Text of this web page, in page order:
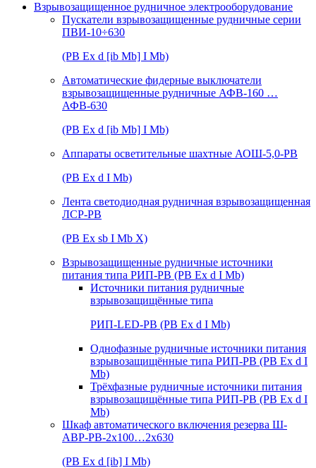
Взрывозащищенное рудничное электрооборудование
Пускатели взрывозащищенные рудничные серии
ПВИ-10÷630
(РВ Ex d [ib Mb] I Mb)
Автоматические фидерные выключатели
взрывозащищенные рудничные АФВ-160 …
АФВ-630
(РВ Ex d [ib Mb] I Mb)
Аппараты осветительные шахтные АОШ-5,0-РВ
(РВ Ex d I Mb)
Лента светодиодная рудничная взрывозащищенная
ЛСР-РВ
(РВ Ex sb I Mb Х)
Взрывозащищенные рудничные источники
питания типа РИП-РВ (РВ Ex d I Mb)
Источники питания рудничные
взрывозащищённые типа
РИП-LED-РВ (РВ Ex d I Mb)
Однофазные рудничные источники питания
взрывозащищённые типа РИП-РВ (РВ Ex d I
Mb)
Трёхфазные рудничные источники питания
взрывозащищённые типа РИП-РВ (РВ Ex d I
Mb)
Шкаф автоматического включения резерва Ш-
АВР-РВ-2х100…2х630
(РВ Ex d [ib] I Mb)